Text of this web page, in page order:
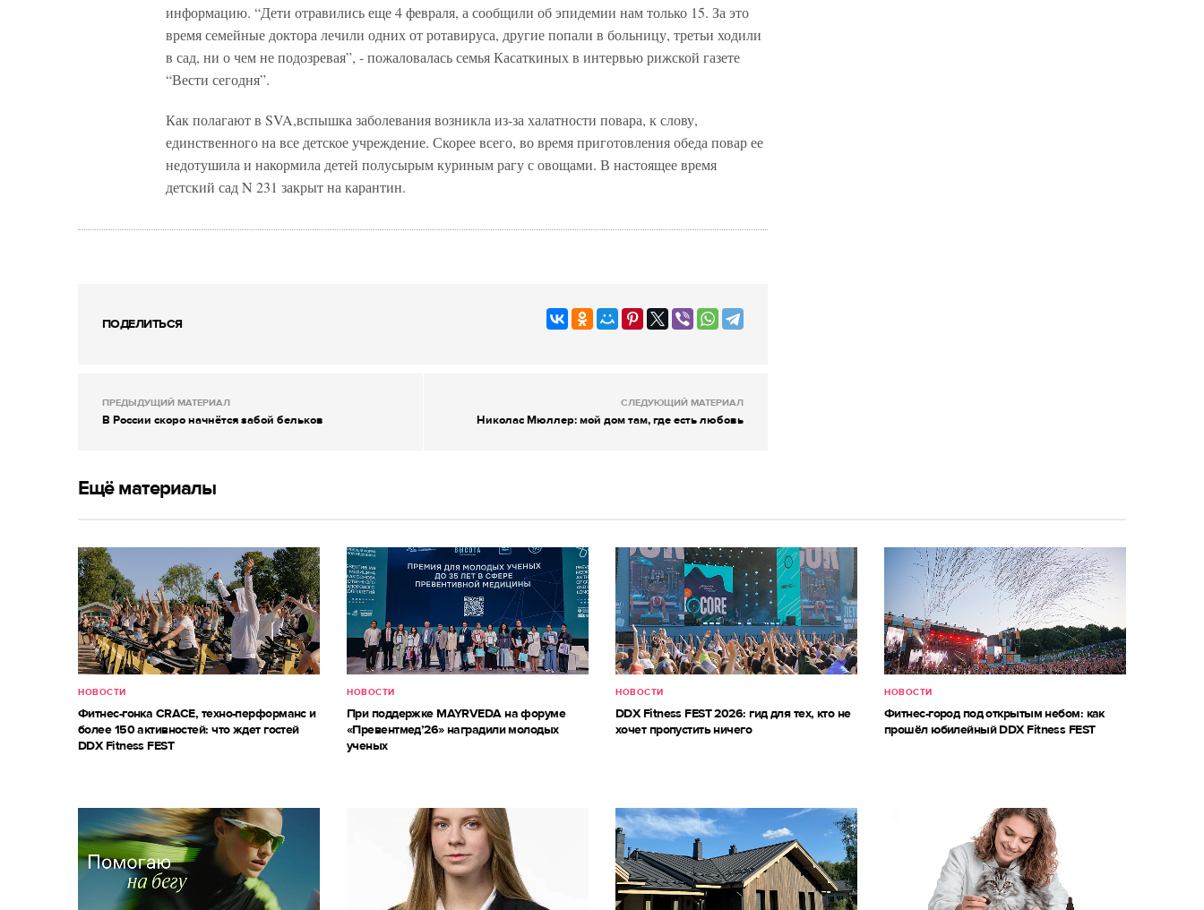
информацию. “Дети отравились еще 4 февраля, а сообщили об эпидемии нам только 15. За это
время семейные доктора лечили одних от ротавируса, другие попали в больницу, третьи ходили
в сад, ни о чем не подозревая”, - пожаловалась семья Касаткиных в интервью рижской газете
“Вести сегодня”.
Как полагают в SVA,вспышка заболевания возникла из-за халатности повара, к слову,
единственного на все детское учреждение. Скорее всего, во время приготовления обеда повар ее
недотушила и накормила детей полусырым куриным рагу с овощами. В настоящее время
детский сад N 231 закрыт на карантин.
ПОДЕЛИТЬСЯ
ПРЕДЫДУЩИЙ МАТЕРИАЛ
В России скоро начнётся забой бельков
СЛЕДУЮЩИЙ МАТЕРИАЛ
Николас Мюллер: мой дом там, где есть любовь
Ещё материалы
НОВОСТИ
Фитнес-гонка CRACE, техно-перформанс и
более 150 активностей: что ждет гостей
DDX Fitness FEST
НОВОСТИ
При поддержке MAYRVEDA на форуме
«Превентмед’26» наградили молодых
ученых
НОВОСТИ
DDX Fitness FEST 2026: гид для тех, кто не
хочет пропустить ничего
НОВОСТИ
Фитнес-город под открытым небом: как
прошёл юбилейный DDX Fitness FEST